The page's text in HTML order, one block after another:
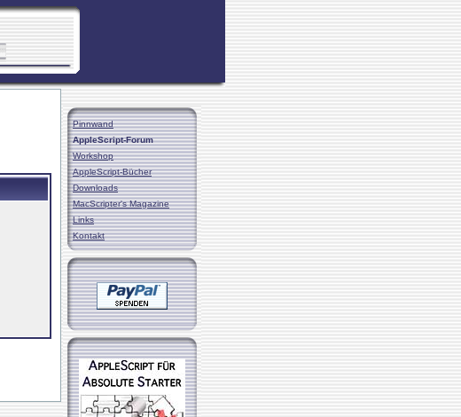
Pinnwand
AppleScript-Forum
Workshop
AppleScript-Bücher
Downloads
MacScripter's Magazine
Links
Kontakt